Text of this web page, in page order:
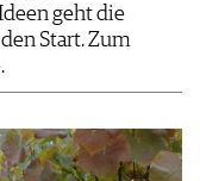
geht die
Start. Zum